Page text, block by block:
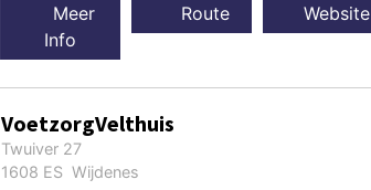
Meer
Info
Route Website
VoetzorgVelthuis
Twuiver 27
1608 ES Wijdenes